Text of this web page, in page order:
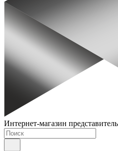
Интернет-магазин